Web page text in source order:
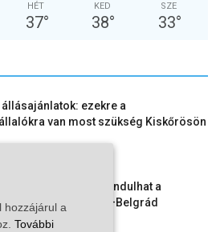
HÉT
37°
KED
38°
SZE
33°
ezekre a
van most szükség Kiskőrösön
már ősszel újraindulhat a
a Budapest–Belgrád
hozzájárul a
További